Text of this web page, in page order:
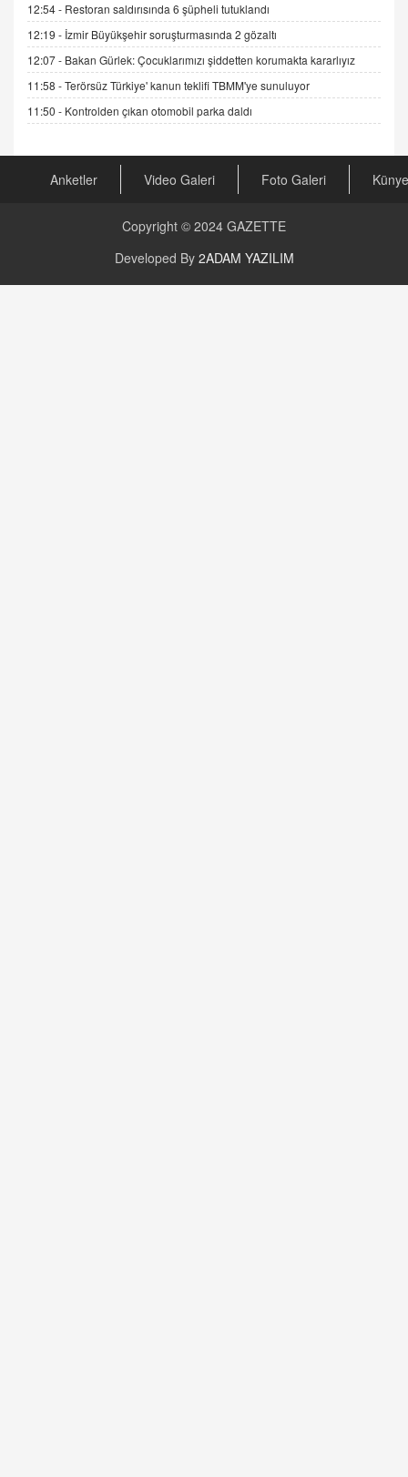
Cümlesinin Peşinden
19.07.2025 12:45
GÖNÜL MENEKŞE
Şifacının Yolu
04.11.2025 12:56
AV. RÜMEYSA ÖZKALE
Kira Uyuşmazlıklarında Dava Açmadan Önce
Arabulucuya Başvuru Şartı
Değişen yapısıyla Suriye
16.12.2024 14:16
12:54 - Restoran saldırısında 6 şüpheli tutuklandı
12:19 - İzmir Büyükşehir soruşturmasında 2 gözaltı
12:07 - Bakan Gürlek: Çocuklarımızı şiddetten korumakta kararlıyız
11:58 -Terörsüz Türkiye' kanun teklifi TBMM'ye sunuluyor
11:50 - Kontrolden çıkan otomobil parka daldı
Anketler Video Galeri Foto Galeri Künye
Copyright © 2024 GAZETTE
Developed By 2ADAM YAZILIM